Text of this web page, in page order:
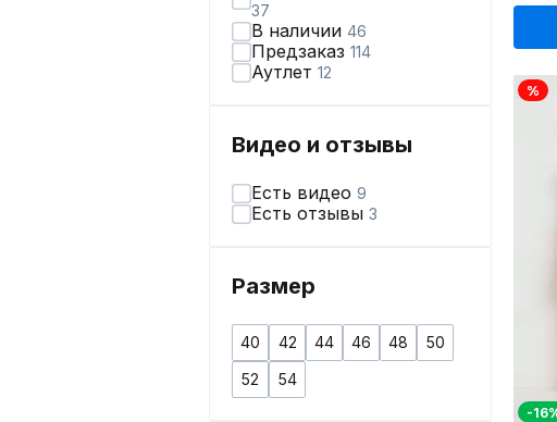
37
В наличии 46
Предзаказ 114
Аутлет 12
Видео и отзывы
Есть видео 9
Есть отзывы 3
Размер
40 42 44 46 48
50
52
54
%
-